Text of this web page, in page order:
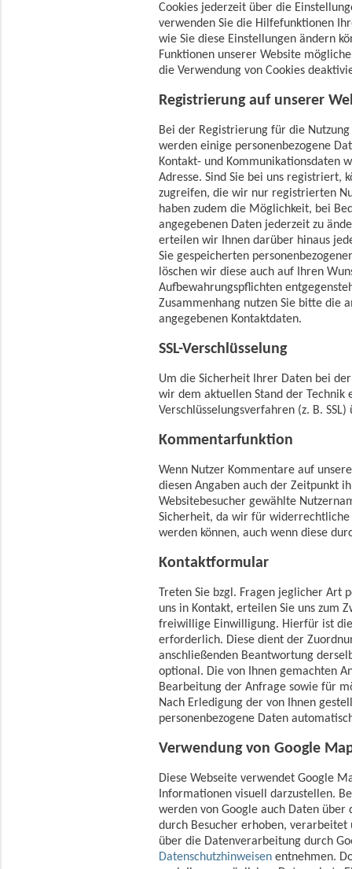
Cookies jederzeit über die
verwenden Sie die Hilfefunktionen
wie Sie diese Einstellungen ändern
Funktionen unserer Website
die Verwendung von Cookies
Registrierung auf unserer
Bei der Registrierung für die
werden einige personenbezogene
Kontakt- und Kommunikationsdaten
Adresse. Sind Sie bei uns registriert,
zugreifen, die wir nur registrierten
haben zudem die Möglichkeit, bei
angegebenen Daten jederzeit zu
erteilen wir Ihnen darüber hinaus
Sie gespeicherten
löschen wir diese auch auf Ihren
Aufbewahrungspflichten
Zusammenhang nutzen Sie bitte die
angegebenen Kontaktdaten.
SSL-Verschlüsselung
Um die Sicherheit Ihrer Daten bei
wir dem aktuellen Stand der Technik
Verschlüsselungsverfahren (z. B. SSL)
Kommentarfunktion
Wenn Nutzer Kommentare auf
diesen Angaben auch der Zeitpunkt
Websitebesucher gewählte
Sicherheit, da wir für
werden können, auch wenn diese
Kontaktformular
Treten Sie bzgl. Fragen jeglicher
uns in Kontakt, erteilen Sie uns zum
freiwillige Einwilligung. Hierfür ist
erforderlich. Diese dient der
anschließenden Beantwortung
optional. Die von Ihnen gemachten
Bearbeitung der Anfrage sowie für
Nach Erledigung der von Ihnen
personenbezogene Daten
Verwendung von Google
Diese Webseite verwendet Google
Informationen visuell darzustellen.
werden von Google auch Daten
durch Besucher erhoben,
über die Datenverarbeitung durch
Datenschutzhinweisen entnehmen.